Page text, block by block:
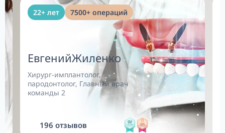
22+ лет 7500+ операций
ЕвгенийЖиленко
Хирург-имплантолог,
пародонтолог, Главный врач
команды 2
196 отзывов